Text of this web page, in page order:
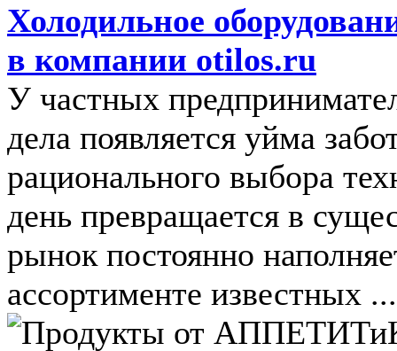
Холодильное
в компании otilos.ru
У частных
дела появляется уйма
рационального выбора
день превращается в
рынок постоянно
ассортименте известных ...